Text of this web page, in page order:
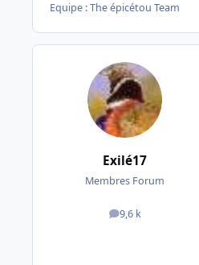
Equipe : The épicétou Team
Exilé17
Membres Forum
9,6 k
messages